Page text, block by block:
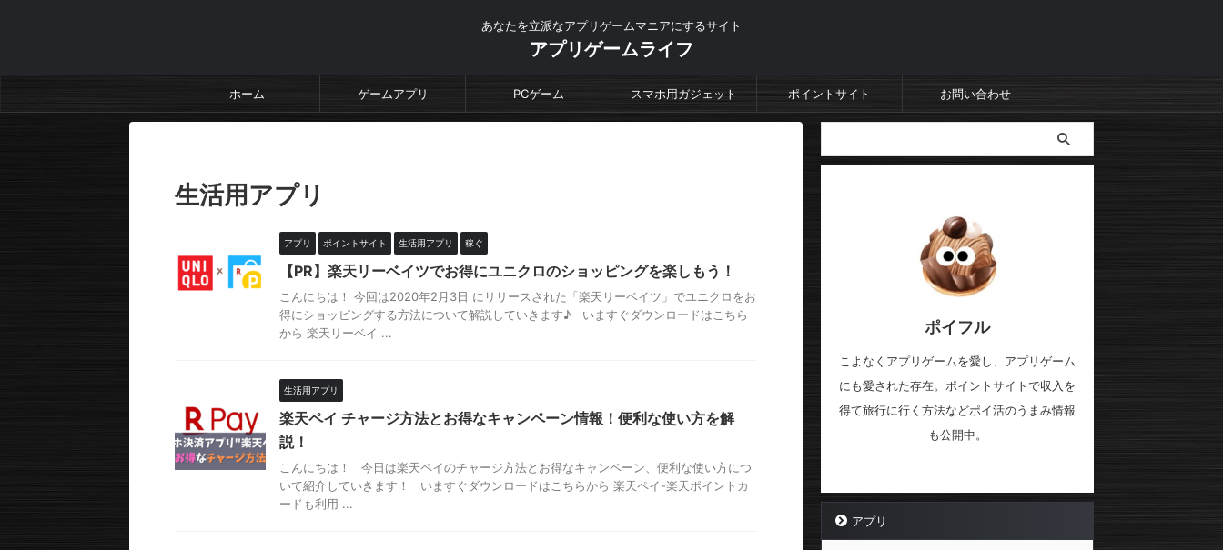
あなたを立派なアプリゲームマニアにするサイト
アプリゲームライフ
ホーム ゲームアプリ PCゲーム スマホ用ガジェット ポイントサイト お問い合わせ
生活用アプリ
アプリ ポイントサイト 生活用アプリ 稼ぐ
【PR】楽天リーベイツでお得にユニクロのショッピングを楽しもう！
こんにちは！ 今回は2020年2月3日 にリリースされた「楽天リーベイツ」でユニクロをお
得にショッピングする方法について解説していきます♪ いますぐダウンロードはこちら
から 楽天リーベイ ...
生活用アプリ
楽天ペイ チャージ方法とお得なキャンペーン情報！便利な使い方を解
説！
こんにちは！ 今日は楽天ペイのチャージ方法とお得なキャンペーン、便利な使い方につ
いて紹介していきます！ いますぐダウンロードはこちらから 楽天ペイ-楽天ポイントカ
ードも利用 ...
ポイフル
こよなくアプリゲームを愛し、アプリゲーム
にも愛された存在。ポイントサイトで収入を
得て旅行に行く方法などポイ活のうまみ情報
も公開中。
アプリ